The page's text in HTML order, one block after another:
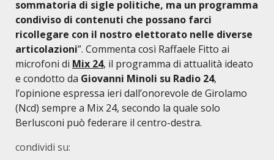
sommatoria di sigle politiche, ma un programma
condiviso di contenuti che possano farci
ricollegare con il nostro elettorato nelle diverse
articolazioni”. Commenta così Raffaele Fitto ai
microfoni di Mix 24, il programma di attualità ideato
e condotto da Giovanni Minoli su Radio 24,
l’opinione espressa ieri dall’onorevole de Girolamo
(Ncd) sempre a Mix 24, secondo la quale solo
Berlusconi può federare il centro-destra.
condividi su: